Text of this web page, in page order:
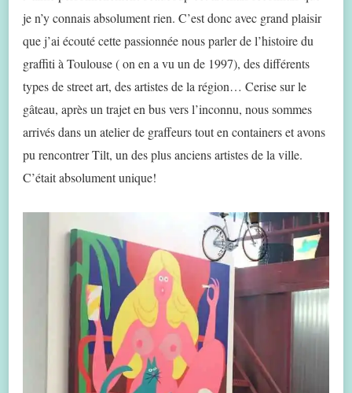
je n’y connais absolument rien. C’est donc avec grand plaisir
que j’ai écouté cette passionnée nous parler de l’histoire du
graffiti à Toulouse ( on en a vu un de 1997), des différents
types de street art, des artistes de la région… Cerise sur le
gâteau, après un trajet en bus vers l’inconnu, nous sommes
arrivés dans un atelier de graffeurs tout en containers et avons
pu rencontrer Tilt, un des plus anciens artistes de la ville.
C’était absolument unique!